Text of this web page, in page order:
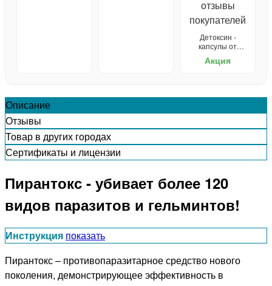
Детоксин -
капсулы от
Акция
Описание
Отзывы
Товар в других городах
Сертификаты и лицензии
Пирантокс - убивает более 120
видов паразитов и гельминтов!
Инструкция показать
Пирантокс – противопаразитарное средство нового
поколения, демонстрирующее эффективность в